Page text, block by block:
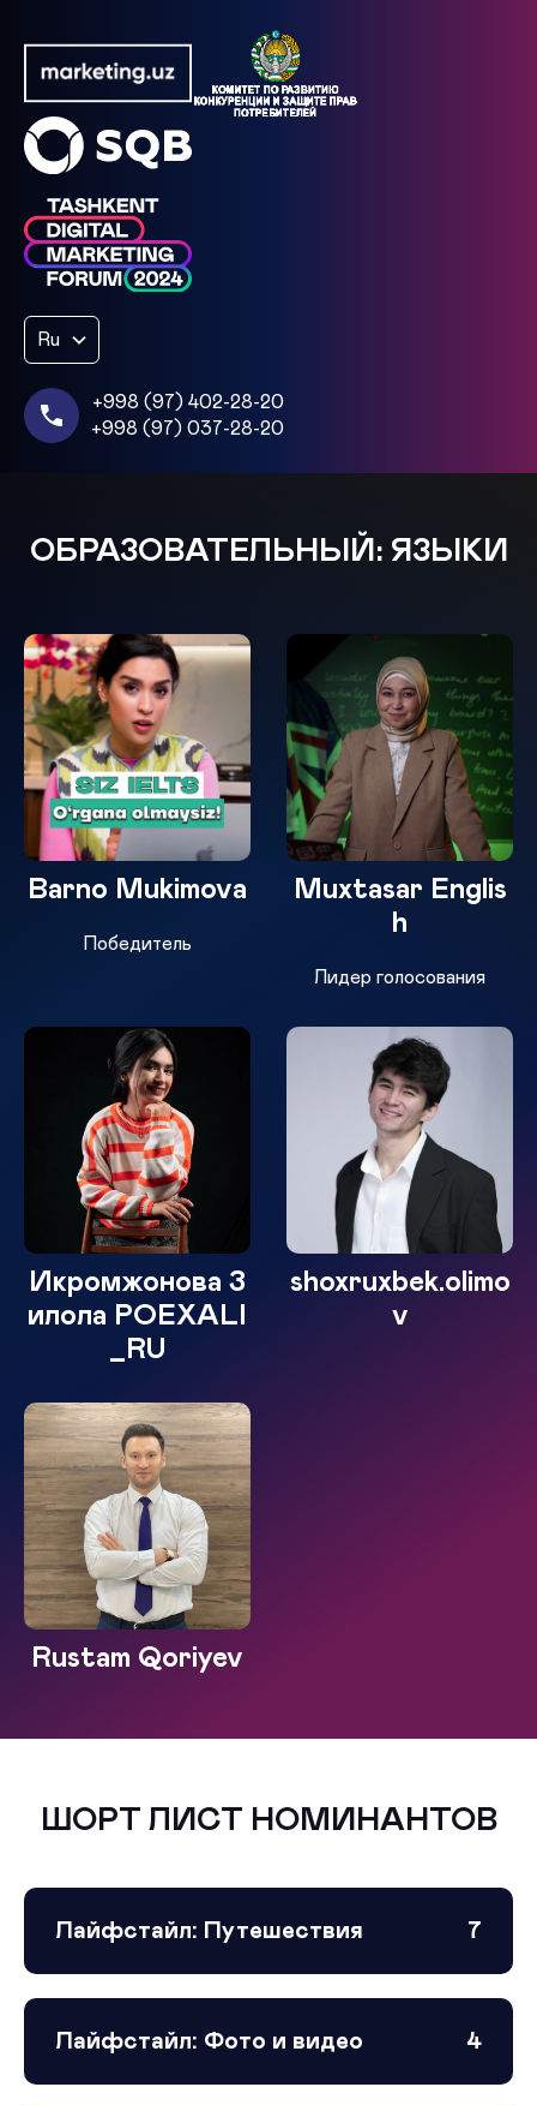
Ru
+998 (97) 402-28-20
+998 (97) 037-28-20
ОБРАЗОВАТЕЛЬНЫЙ: ЯЗЫКИ
Barno Mukimova
Победитель
Muxtasar Englis
h
Лидер голосования
Икромжонова З
илола POEXALI
_RU
shoxruxbek.olimo
v
Rustam Qoriyev
ШОРТ ЛИСТ НОМИНАНТОВ
Лайфстайл: Путешествия 7
Лайфстайл: Фото и видео 4